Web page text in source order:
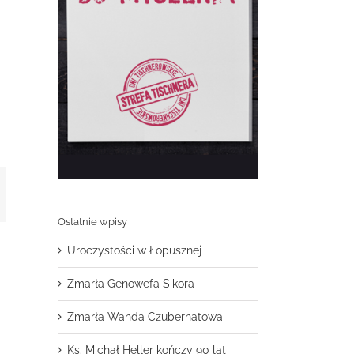
Ostatnie wpisy
Uroczystości w Łopusznej
Zmarła Genowefa Sikora
Zmarła Wanda Czubernatowa
Ks. Michał Heller kończy 90 lat